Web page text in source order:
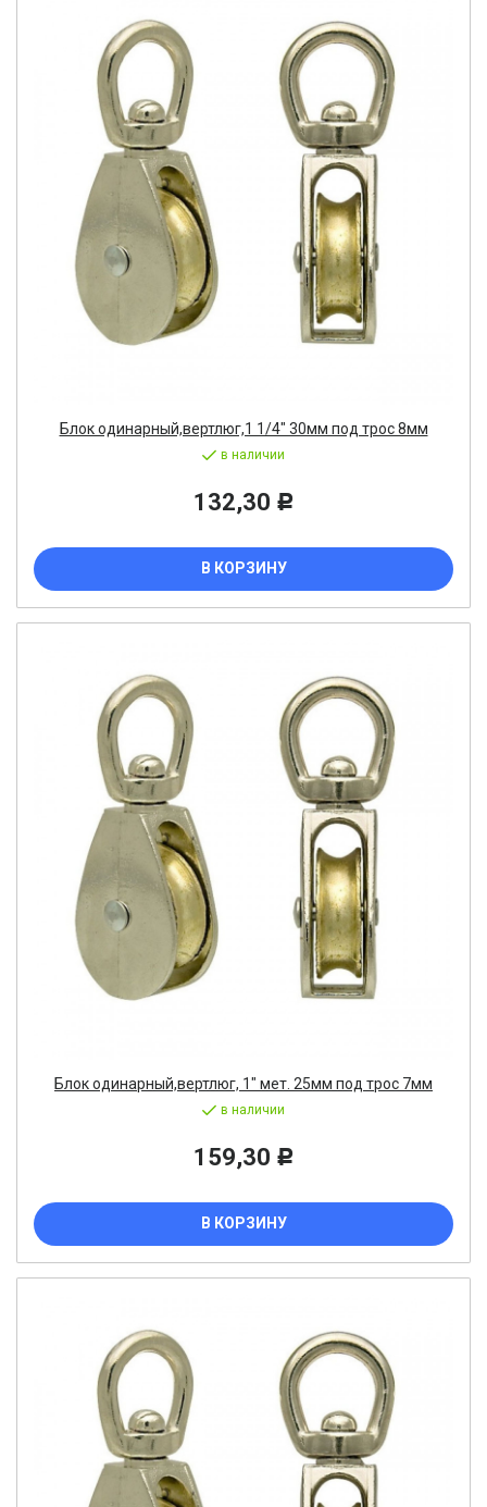
Блок одинарный,вертлюг,1 1/4" 30мм под трос 8мм
в наличии
132,30 Р
В КОРЗИНУ
Блок одинарный,вертлюг, 1" мет. 25мм под трос 7мм
в наличии
159,30 Р
В КОРЗИНУ